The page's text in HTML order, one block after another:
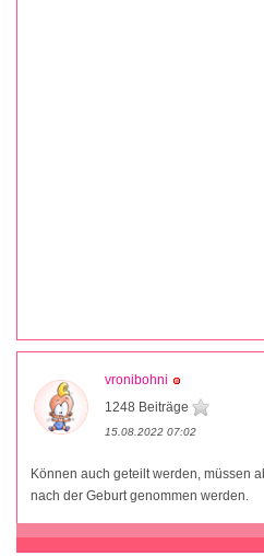
vronibohni
1248 Beiträge
15.08.2022 07:02
Können auch geteilt werden, müssen
nach der Geburt genommen werden.